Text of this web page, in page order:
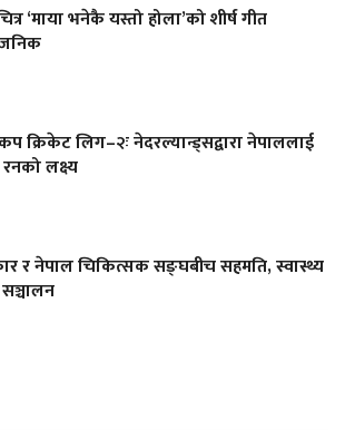
‘माया भनेकै यस्तो होला’को शीर्ष गीत
क्रिकेट लिग–२ः नेदरल्यान्ड्सद्वारा नेपाललाई
लक्ष्य
र नेपाल चिकित्सक सङ्घबीच सहमति, स्वास्थ्य